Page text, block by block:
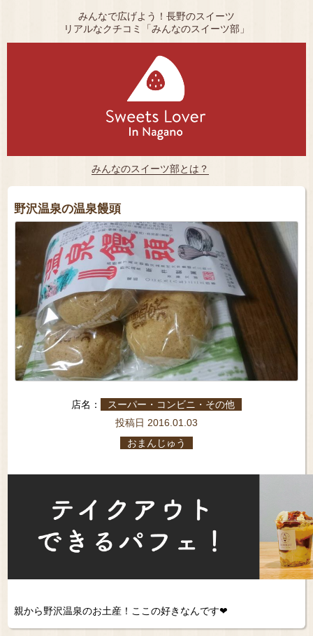
みんなで広げよう！長野のスイーツ
リアルなクチコミ「みんなのスイーツ部」
みんなのスイーツ部とは？
野沢温泉の温泉饅頭
店名： スーパー・コンビニ・その他
投稿日 2016.01.03
おまんじゅう
親から野沢温泉のお土産！ここの好きなんです❤